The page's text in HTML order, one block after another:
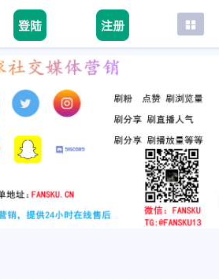
登陆 注册
首页
tiktok
youtube
instagram